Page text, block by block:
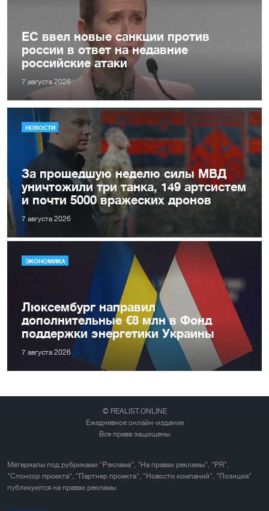
ЕС ввел новые санкции против
россии в ответ на недавние
российские атаки
7 августа 2026
НОВОСТИ
За прошедшую неделю силы МВД
уничтожили три танка, 149 артсистем
и почти 5000 вражеских дронов
7 августа 2026
ЭКОНОМИКА
Люксембург направил
дополнительные €8 млн в Фонд
поддержки энергетики Украины
7 августа 2026
© REALIST.ONLINE
Ежедневное онлайн-издание
Все права защищены
Материалы под рубриками "Реклама", "На правах рекламы", "PR",
"Спонсор проекта", "Партнер проекта", "Новости компаний", "Позиция"
публикуются на правах рекламы